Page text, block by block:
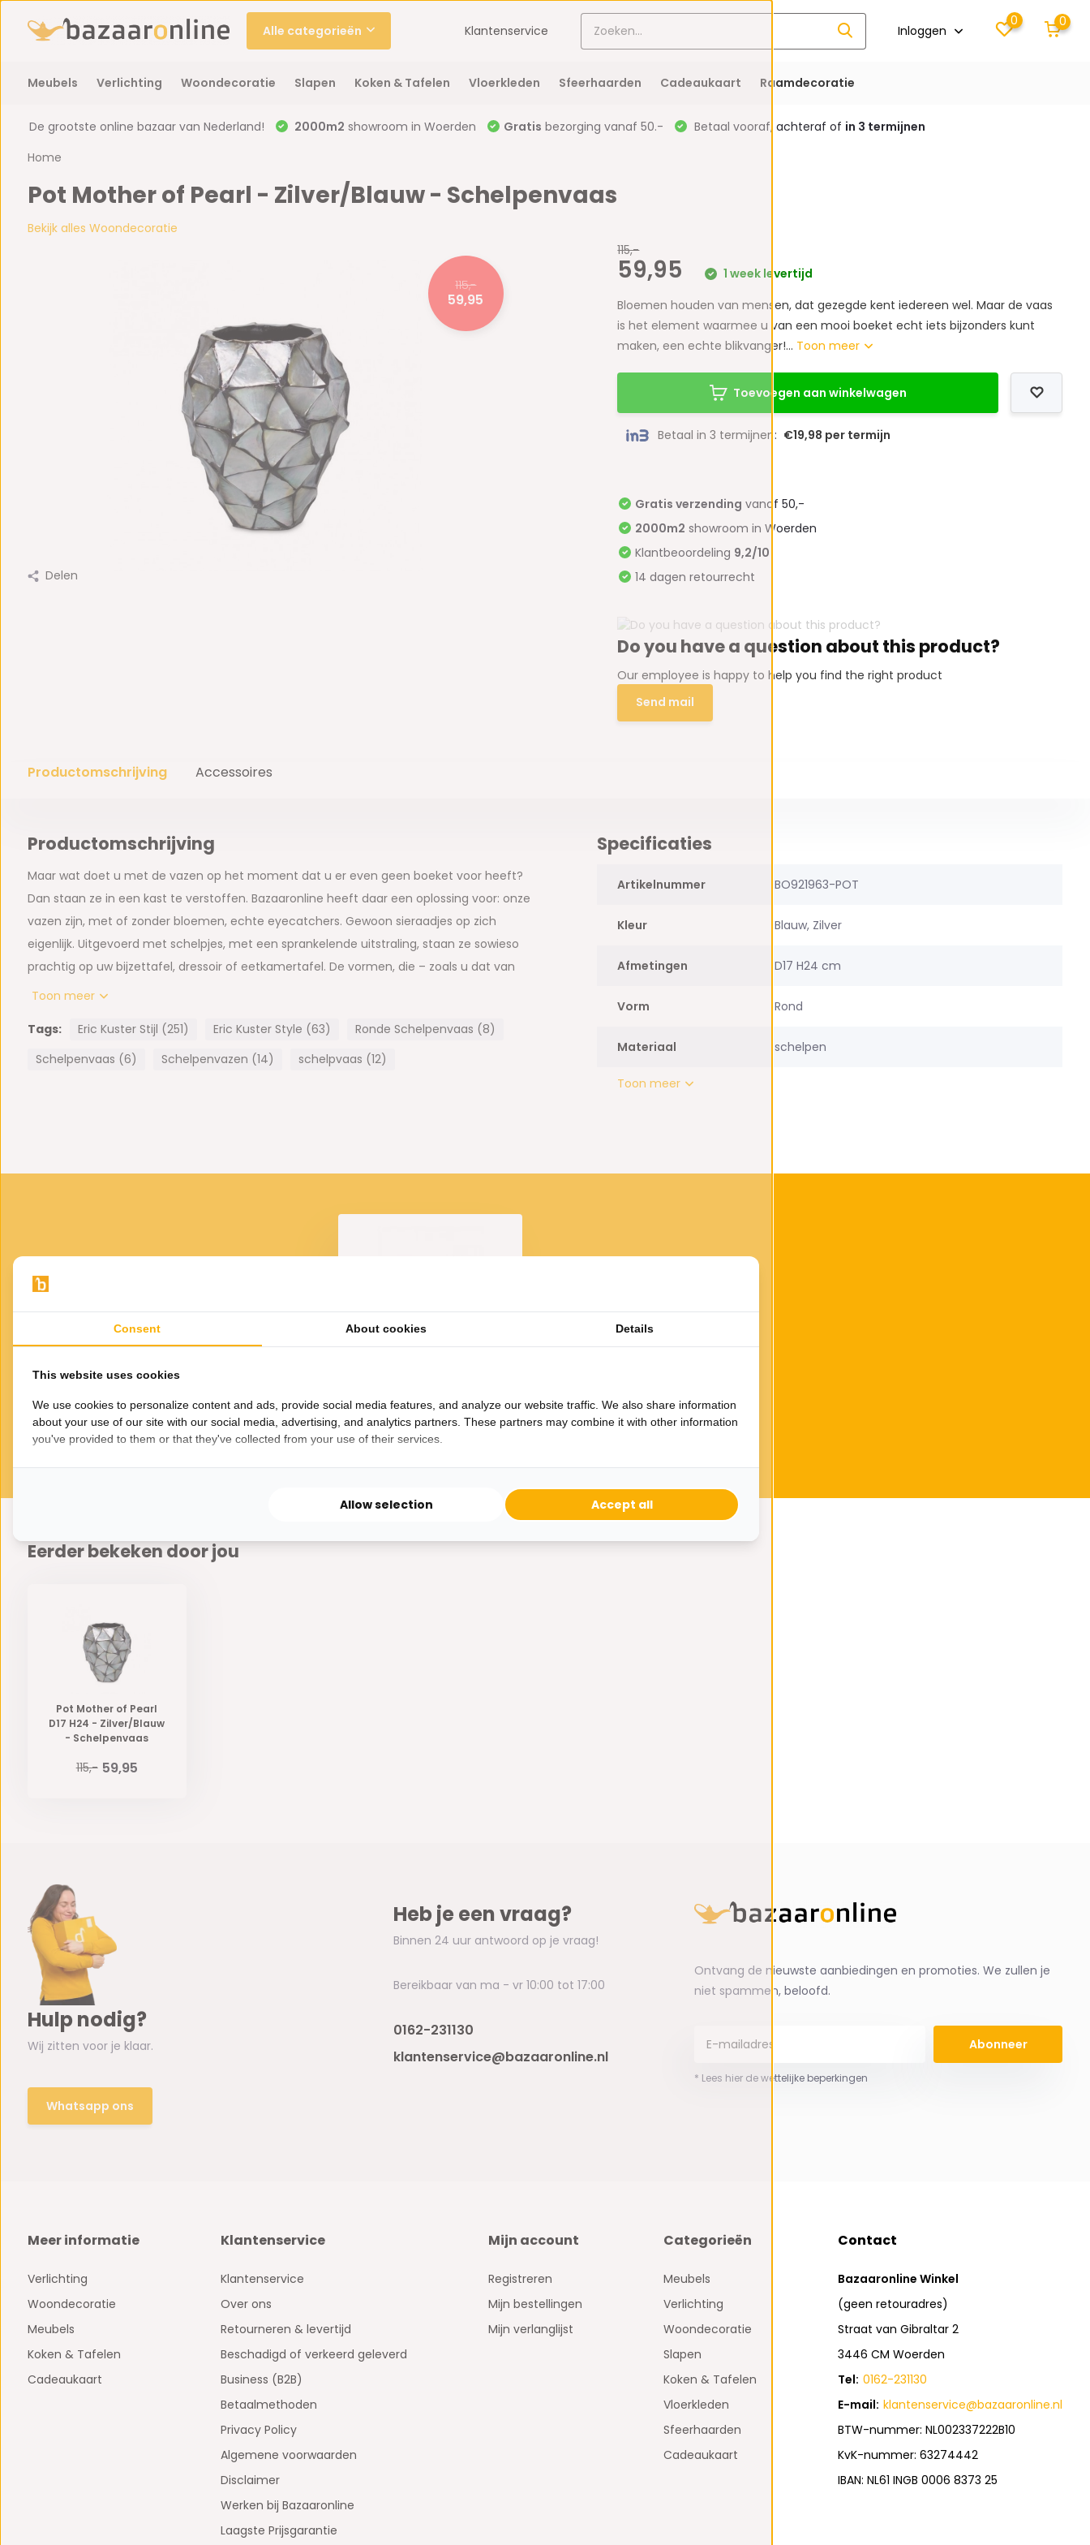
Alle categorieën Klantenservice Inloggen
0 0
Meubels Verlichting Woondecoratie Slapen Koken & Tafelen Vloerkleden Sfeerhaarden Cadeaukaart Raamdecoratie
De grootste online bazaar van Nederland! 2000m2 showroom in Woerden Gratis bezorging vanaf 50.- Betaal vooraf, achteraf of in 3 termijnen
Home
Pot Mother of Pearl - Zilver/Blauw - Schelpenvaas
Bekijk alles Woondecoratie
115,-
59,95
Delen
115,-
59,95
1 week levertijd
Bloemen houden van mensen, dat gezegde kent iedereen wel. Maar de vaas
is het element waarmee u van een mooi boeket echt iets bijzonders kunt
maken, een echte blikvanger!... Toon meer
Toevoegen aan winkelwagen
Betaal in 3 termijnen: €19,98 per termijn
Gratis verzending vanaf 50,-
2000m2 showroom in Woerden
Klantbeoordeling 9,2/10
14 dagen retourrecht
Do you have a question about this product?
Our employee is happy to help you find the right product
Send mail
Productomschrijving Accessoires
Productomschrijving
Maar wat doet u met de vazen op het moment dat u er even geen boeket voor heeft?
Dan staan ze in een kast te verstoffen. Bazaaronline heeft daar een oplossing voor: onze
vazen zijn, met of zonder bloemen, echte eyecatchers. Gewoon sieraadjes op zich
eigenlijk. Uitgevoerd met schelpjes, met een sprankelende uitstraling, staan ze sowieso
prachtig op uw bijzettafel, dressoir of eetkamertafel. De vormen, die – zoals u dat van
Bazaaronline gewend bent – net even anders dan anders zijn, doen bijzonder decoratief
- D17 x H24 cm
Toon meer
Tags: Eric Kuster Stijl (251) Eric Kuster Style (63)
Ronde Schelpenvaas (8)
Schelpenvaas (6)
Schelpenvazen (14) schelpvaas (12)
Specificaties
Artikelnummer BO921963-POT
Kleur Blauw, Zilver
Afmetingen D17 H24 cm
Vorm Rond
Materiaal schelpen
Toon meer
VOOR JOU GESELECTEERD
Gerelateerde
producten
Bowl Mother of Pearl L46
205,- 69,-
Eerder bekeken door jou
Pot Mother of Pearl
D17 H24 - Zilver/Blauw
- Schelpenvaas
115,- 59,95
Hulp nodig?
Wij zitten voor je klaar.
Whatsapp ons
Heb je een vraag?
Binnen 24 uur antwoord op je vraag!
Bereikbaar van ma - vr 10:00 tot 17:00
0162-231130
klantenservice@bazaaronline.nl
Ontvang de nieuwste aanbiedingen en promoties. We zullen je
niet spammen, beloofd.
Abonneer
* Lees hier de wettelijke beperkingen
Meer informatie
Verlichting
Woondecoratie
Meubels
Koken & Tafelen
Cadeaukaart
Klantenservice
Klantenservice
Over ons
Retourneren & levertijd
Beschadigd of verkeerd geleverd
Business (B2B)
Betaalmethoden
Privacy Policy
Algemene voorwaarden
Disclaimer
Werken bij Bazaaronline
Laagste Prijsgarantie
Mijn account
Registreren
Mijn bestellingen
Mijn verlanglijst
Categorieën
Meubels
Verlichting
Woondecoratie
Slapen
Koken & Tafelen
Vloerkleden
Sfeerhaarden
Cadeaukaart
Contact
Bazaaronline Winkel
(geen retouradres)
Straat van Gibraltar 2
3446 CM Woerden
Tel: 0162-231130
E-mail: klantenservice@bazaaronline.nl
BTW-nummer: NL002337222B10
KvK-nummer: 63274442
IBAN: NL61 INGB 0006 8373 25
Consent About cookies Details
This website uses cookies
We use cookies to personalize content and ads, provide social media features, and analyze our website traffic. We also share information
about your use of our site with our social media, advertising, and analytics partners. These partners may combine it with other information
you've provided to them or that they've collected from your use of their services.
Allow selection Accept all